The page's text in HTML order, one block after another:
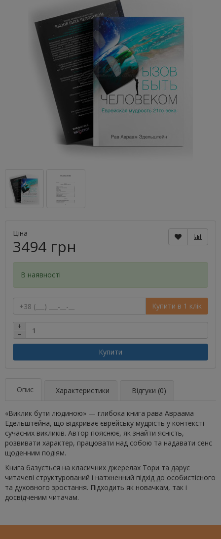
Ціна
3494 грн
В наявності
Купити в 1 клік
+
−
Купити
Опис Характеристики Відгуки (0)
«Виклик бути людиною» — глибока книга рава Авраама
Едельштейна, що відкриває єврейську мудрість у контексті
сучасних викликів. Автор пояснює, як знайти ясність,
розвивати характер, працювати над собою та надавати сенс
щоденним подіям.
Книга базується на класичних джерелах Тори та дарує
читачеві структурований і натхненний підхід до особистісного
та духовного зростання. Підходить як новачкам, так і
досвідченим читачам.